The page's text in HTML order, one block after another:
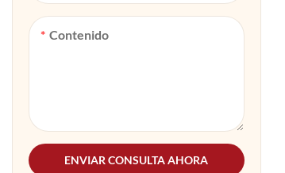
Contenido
ENVIAR CONSULTA AHORA